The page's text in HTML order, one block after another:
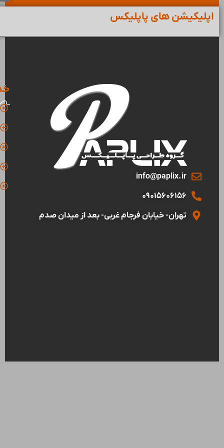
اپلیکیشن های پاپلیکس
info@paplix.ir
09015606156
تهران- خیابان فرجام غربی- بعد از میدان صدم